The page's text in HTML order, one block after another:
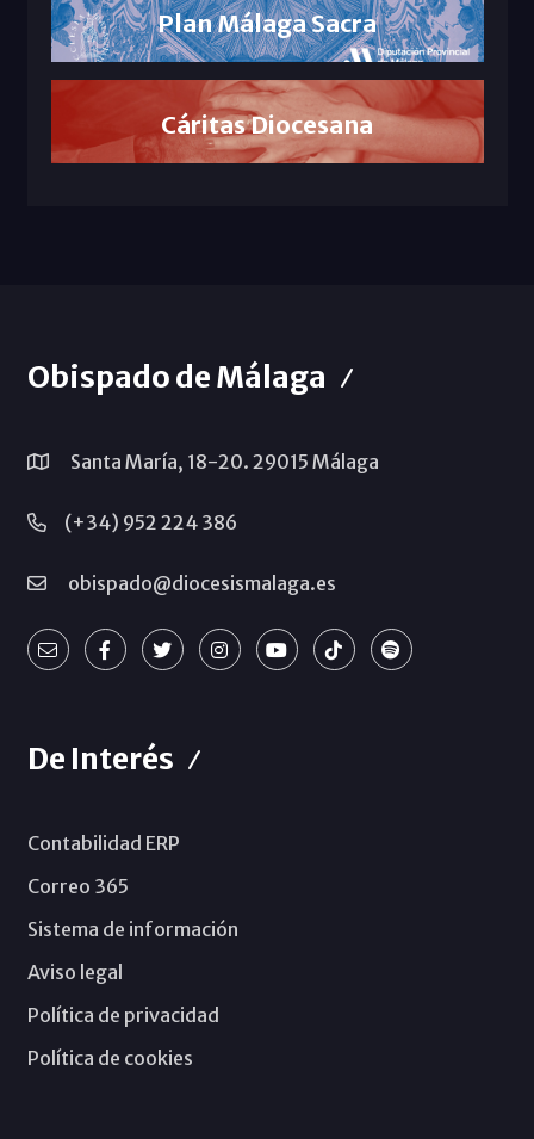
Plan Málaga Sacra
Cáritas Diocesana
Obispado de Málaga
Santa María, 18-20. 29015 Málaga
(+34) 952 224 386
obispado@diocesismalaga.es
De Interés
Contabilidad ERP
Correo 365
Sistema de información
Aviso legal
Política de privacidad
Política de cookies